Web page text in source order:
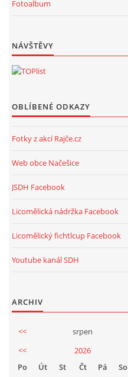
Fotoalbum
NÁVŠTĚVY
OBLÍBENÉ ODKAZY
Fotky z akcí Rajče.cz
Web obce Načešice
JSDH Facebook
Licomělická nádržka Facebook
Licomělický fichtlcup Facebook
Youtube kanál SDH
ARCHIV
<< srpen
<<
2026
Po
Út St Čt Pá So